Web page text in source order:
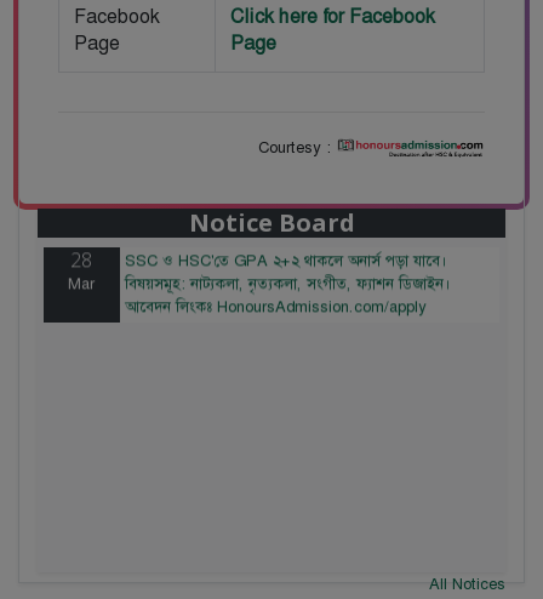
Facebook
Page
Click here for Facebook
Page
Courtesy :
Notice Board
টাকা। আবেদন লিংকঃ HonoursAdmission.com/apply
28
Mar
SSC ও HSC'তে GPA ২+২ থাকলে অনার্স পড়া যাবে।
বিষয়সমূহ: নাট্যকলা, নৃত্যকলা, সংগীত, ফ্যাশন ডিজাইন।
আবেদন লিংকঃ HonoursAdmission.com/apply
All Notices